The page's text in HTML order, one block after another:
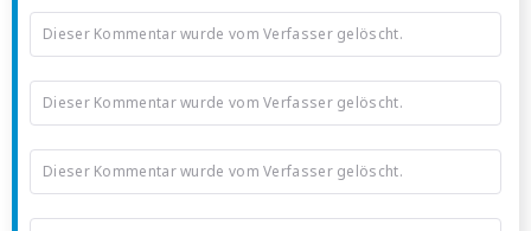
Dieser Kommentar wurde vom Verfasser gelöscht.
Dieser Kommentar wurde vom Verfasser gelöscht.
Dieser Kommentar wurde vom Verfasser gelöscht.